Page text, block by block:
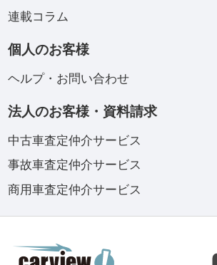
連載コラム
個人のお客様
ヘルプ・お問い合わせ
法人のお客様・資料請求
中古車査定仲介サービス
事故車査定仲介サービス
商用車査定仲介サービス